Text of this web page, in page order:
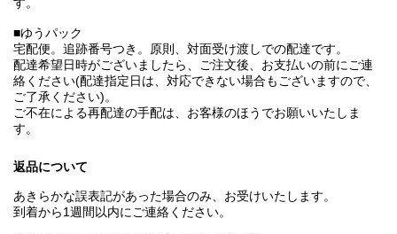
■ゆうパック
宅配便。追跡番号つき。原則、対面受け渡しでの配達です。
配達希望日時がございましたら、ご注文後、お支払いの前にご連
絡ください(配達指定日は、対応できない場合もございますので、
ご了承ください)。
ご不在による再配達の手配は、お客様のほうでお願いいたしま
す。
返品について
あきらかな誤表記があった場合のみ、お受けいたします。
到着から1週間以内にご連絡ください。